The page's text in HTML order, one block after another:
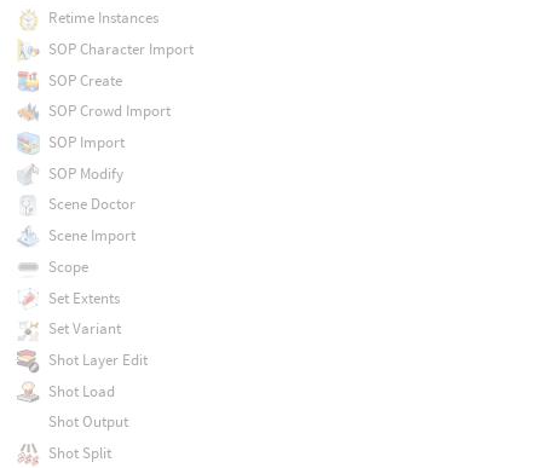
Retime Instances
SOP Character Import
SOP Create
SOP Crowd Import
SOP Import
SOP Modify
Scene Doctor
Scene Import
Scope
Set Extents
Set Variant
Shot Layer Edit
Shot Load
Shot Output
Shot Split